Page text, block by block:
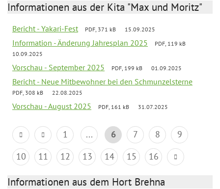
Informationen aus der Kita "Max und Moritz"
Bericht - Yakari-Fest PDF, 371 kB 15.09.2025
Information - Änderung Jahresplan 2025
PDF, 119 kB
10.09.2025
Vorschau - September 2025 PDF, 199 kB 01.09.2025
Bericht - Neue Mitbewohner bei den Schmunzelsterne
PDF, 308 kB 22.08.2025
Vorschau - August 2025 PDF, 161 kB 31.07.2025
1 ... 6 7 8
9
10
11 12 13 14 15 16
Informationen aus dem Hort Brehna